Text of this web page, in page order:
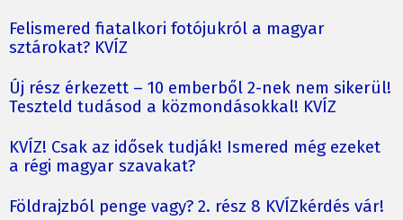
Felismered fiatalkori fotójukról a magyar
sztárokat? KVÍZ
Új rész érkezett – 10 emberből 2-nek nem sikerül!
Teszteld tudásod a közmondásokkal! KVÍZ
KVÍZ! Csak az idősek tudják! Ismered még ezeket
a régi magyar szavakat?
Földrajzból penge vagy? 2. rész 8 KVÍZkérdés vár!